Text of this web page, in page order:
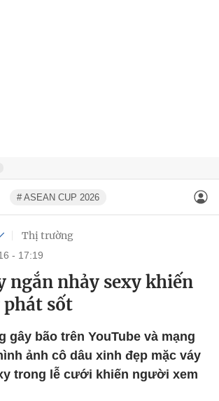
# ASEAN CUP 2026
Thị trường
- 17:19
ngắn nhảy sexy khiến
phát sốt
gây bão trên YouTube và mạng
ảnh cô dâu xinh đẹp mặc váy
trong lễ cưới khiến người xem